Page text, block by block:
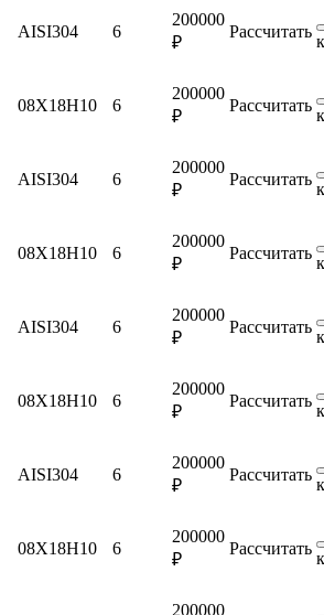
AISI304 6
200000
₽
Рассчитать
08Х18Н10 6
200000
₽
Рассчитать
AISI304 6
200000
₽
Рассчитать
08Х18Н10 6
200000
₽
Рассчитать
AISI304 6
200000
₽
Рассчитать
08Х18Н10 6
200000
₽
Рассчитать
AISI304 6
200000
₽
Рассчитать
08Х18Н10 6
200000
₽
Рассчитать
200000